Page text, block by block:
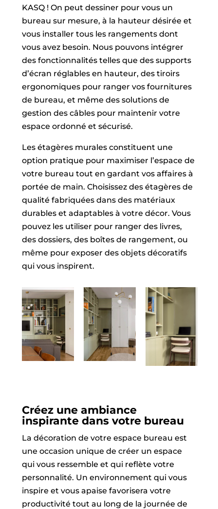
KASQ ! On peut dessiner pour vous un
bureau sur mesure, à la hauteur désirée et
vous installer tous les rangements dont
vous avez besoin. Nous pouvons intégrer
des fonctionnalités telles que des supports
d’écran réglables en hauteur, des tiroirs
ergonomiques pour ranger vos fournitures
de bureau, et même des solutions de
gestion des câbles pour maintenir votre
espace ordonné et sécurisé.
Les étagères murales constituent une
option pratique pour maximiser l’espace de
votre bureau tout en gardant vos affaires à
portée de main. Choisissez des étagères de
qualité fabriquées dans des matériaux
durables et adaptables à votre décor. Vous
pouvez les utiliser pour ranger des livres,
des dossiers, des boîtes de rangement, ou
même pour exposer des objets décoratifs
qui vous inspirent.
Créez une ambiance
inspirante dans votre bureau
La décoration de votre espace bureau est
une occasion unique de créer un espace
qui vous ressemble et qui reflète votre
personnalité. Un environnement qui vous
inspire et vous apaise favorisera votre
productivité tout au long de la journée de